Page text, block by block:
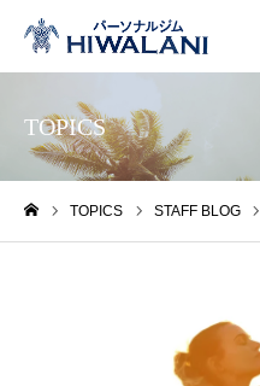
TOPICS
TOPICS STAFF BLOG